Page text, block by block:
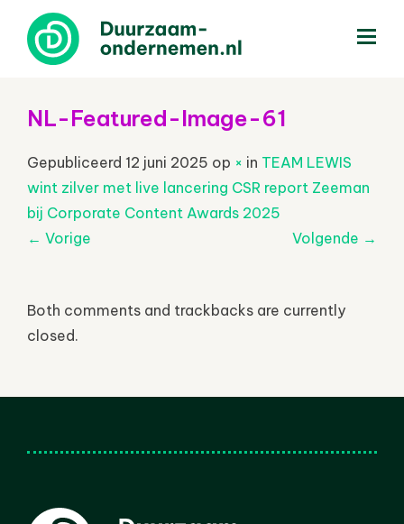
NL-Featured-Image-61
Gepubliceerd 12 juni 2025 op × in TEAM LEWIS
wint zilver met live lancering CSR report Zeeman
bij Corporate Content Awards 2025
← Vorige Volgende →
Both comments and trackbacks are currently
closed.